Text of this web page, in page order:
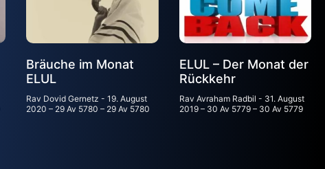
Bräuche im Monat
ELUL
Rav Dovid Gernetz 19. August
2020 – 29 Av 5780 – 29 Av 5780
ELUL – Der Monat der
Rückkehr
Rav Avraham Radbil
31. August
2019 – 30 Av 5779 – 30 Av 5779